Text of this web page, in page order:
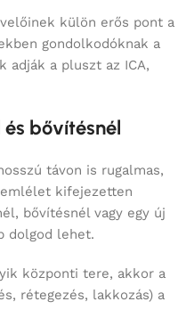
külön erős pont a
gondolkodóknak a
a pluszt az ICA,
és bővítésnél
távon is rugalmas,
kifejezetten
bővítésnél vagy egy új
dolgod lehet.
központi tere, akkor a
rétegezés, lakkozás) a